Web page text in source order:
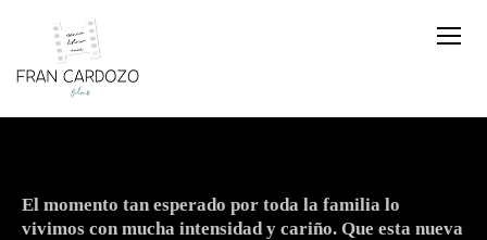
El momento tan esperado por toda la familia lo
vivimos con mucha intensidad y cariño. Que esta nueva